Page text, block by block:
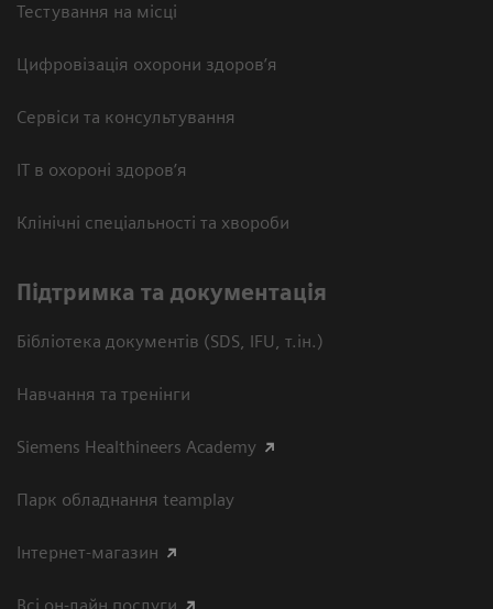
Тестування на місці
Цифровізація охорони здоров’я
Сервіси та консультування
ІТ в охороні здоров’я
Клінічні спеціальності та хвороби
Підтримка та документація
Бібліотека документів (SDS, IFU, т.ін.)
Навчання та тренінги
Siemens Healthineers Academy
Парк обладнання teamplay
Інтернет-магазин